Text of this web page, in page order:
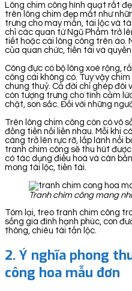
Lông chim công hình quạt rất
trên lông chim đẹp mắt như
trưng cho may mắn, tài lộc và
chỉ các quan từ Ngũ Phẩm trở
tiết hoặc cài lông công trên áo.
của quan chức, tiền tài và quyền
Công đực có bộ lông xoè rộng,
công cái không có. Tuy vậy
chung thuỷ. Cả đời chỉ ghép đôi
còn tượng trưng cho tình cảm
chặt, son sắc. Đối với những
Trên lông chim công còn có vô
đồng tiền nối liền nhau. Mỗi khi
càng trở lên rực rỡ, lấp lánh nổi
tranh chim công sẽ thu hút
có tác dụng điều hoà và cân
mong tài lộc, tiền tài.
Tranh chim công mang
Tóm lại, treo tranh chim công
sống gia đình hạnh phúc, con
thông, chiêu tài tấn lộc.
2. Ý nghĩa phong
công hoa mẫu đơn